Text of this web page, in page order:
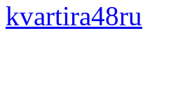
kvartira48ru